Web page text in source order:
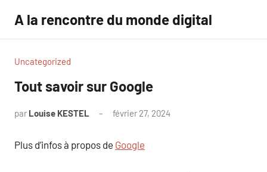
contenu
A la rencontre du monde digital
Uncategorized
Tout savoir sur Google
par Louise KESTEL février 27, 2024
Plus d’infos à propos de Google